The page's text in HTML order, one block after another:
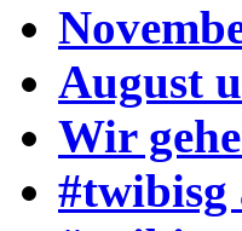
August
Wir
#twibisg